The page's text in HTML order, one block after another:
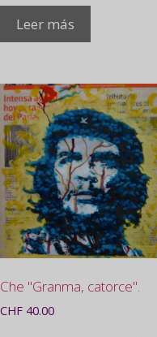
Leer más
Che "Granma, catorce".
CHF 40.00